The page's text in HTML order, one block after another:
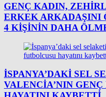
GENÇ KADIN,
ERKEK ARKADAŞINI
4 KIŞININ DAHA
İSPANYA’DAKI SEL
VALENCIA’NIN